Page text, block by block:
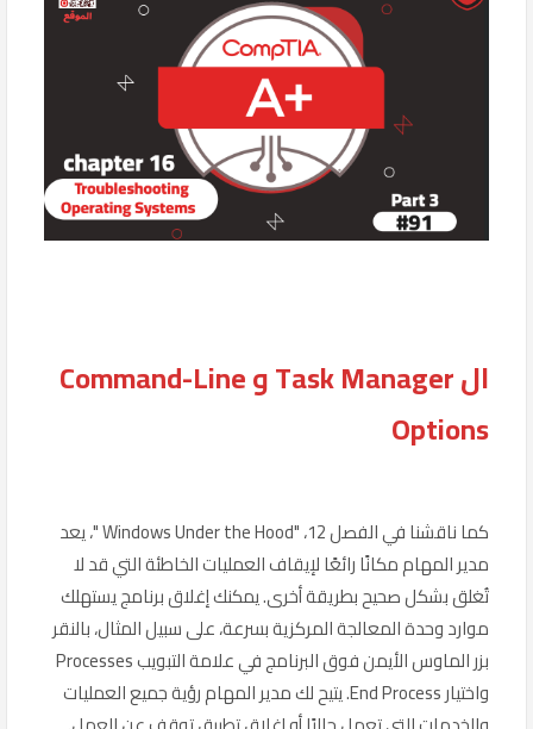
ال Task Manager و Command-Line
Options
كما ناقشنا في الفصل 12، "Windows Under the Hood "، يعد
مدير المهام مكانًا رائعًا لإيقاف العمليات الخاطئة التي قد لا
تُغلق بشكل صحيح بطريقة أخرى. يمكنك إغلاق برنامج يستهلك
موارد وحدة المعالجة المركزية بسرعة، على سبيل المثال، بالنقر
بزر الماوس الأيمن فوق البرنامج في علامة التبويب Processes
واختيار End Process. يتيح لك مدير المهام رؤية جميع العمليات